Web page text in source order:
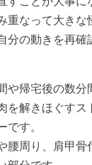
重なって大きな
分の動きを再確
や帰宅後の数分
を解きほぐすス
です。
腰周り、肩甲骨